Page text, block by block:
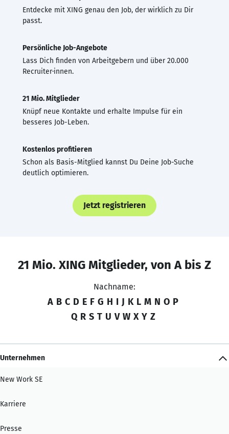
Entdecke mit XING genau den Job, der wirklich zu Dir
passt.
Persönliche Job-Angebote
Lass Dich finden von Arbeitgebern und über 20.000
Recruiter·innen.
21 Mio. Mitglieder
Knüpf neue Kontakte und erhalte Impulse für ein
besseres Job-Leben.
Kostenlos profitieren
Schon als Basis-Mitglied kannst Du Deine Job-Suche
deutlich optimieren.
Jetzt registrieren
21 Mio. XING Mitglieder, von A bis Z
Nachname:
A B C D E F G H I J K L M N O P
Q R S T U V W X Y Z
Unternehmen
New Work SE
Karriere
Presse